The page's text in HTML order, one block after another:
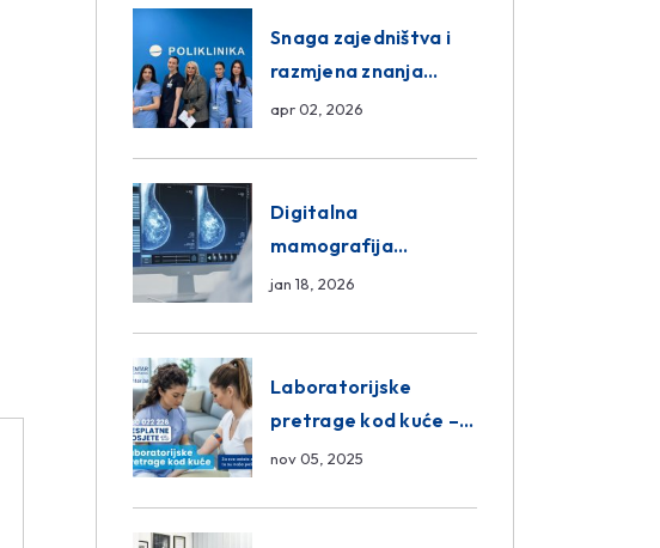
Snaga zajedništva i
razmjena znanja
unutar ASA Medical
apr 02, 2026
Digitalna
mamografija
Sarajevo – Pregled
jan 18, 2026
Laboratorijske
pretrage kod kuće –
novo u Eurofam
nov 05, 2025